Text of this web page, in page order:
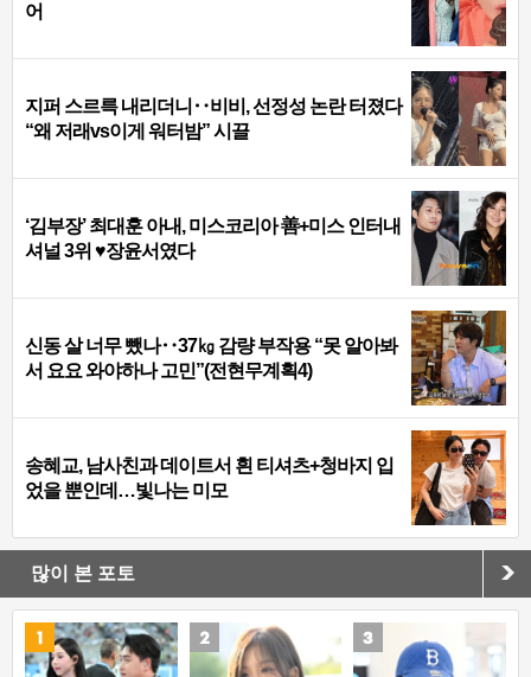
어
지퍼 스르륵 내리더니‥비비, 선정성 논란 터졌다
“왜 저래vs이게 워터밤” 시끌
‘김부장’ 최대훈 아내, 미스코리아 善+미스 인터내
셔널 3위 ♥장윤서였다
신동 살 너무 뺐나‥37㎏ 감량 부작용 “못 알아봐
서 요요 와야하나 고민”(전현무계획4)
송혜교, 남사친과 데이트서 흰 티셔츠+청바지 입
었을 뿐인데…빛나는 미모
많이 본 포토